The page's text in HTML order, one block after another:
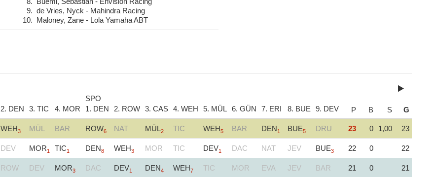
8.
Buemi, Sébastian - Envision Racing
9. de Vries, Nyck - Mahindra Racing
10.
Maloney, Zane - Lola Yamaha ABT
2. DEN 3. TIC 4. MOR
SPO
1. DEN
2. ROW 3. CAS 4. WEH 5. MÜL 6. GÜN 7. ERI 8. BUE 9. DEV P B S G
WEH3 MÜL BAR ROW6 NAT MÜL2 TIC WEH5 BAR DEN 1 BUE5 DRU 23 0 1,00 23
DEV MOR1 TIC1 DEN8 WEH3 MOR TIC DEV1 DAC NAT JEV BUE3 22 0 22
ROW DEV MOR3 DAC DEV1 DEN4 WEH7 TIC MOR EVA JEV BAR 21 0 21